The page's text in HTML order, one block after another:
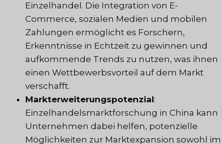
Einzelhandel. Die Integration von E-
Commerce, sozialen Medien und mobilen
Zahlungen ermöglicht es Forschern,
Erkenntnisse in Echtzeit zu gewinnen und
aufkommende Trends zu nutzen, was ihnen
einen Wettbewerbsvorteil auf dem Markt
verschafft.
Markterweiterungspotenzial:
Einzelhandelsmarktforschung in China kann
Unternehmen dabei helfen, potenzielle
Möglichkeiten zur Marktexpansion sowohl im